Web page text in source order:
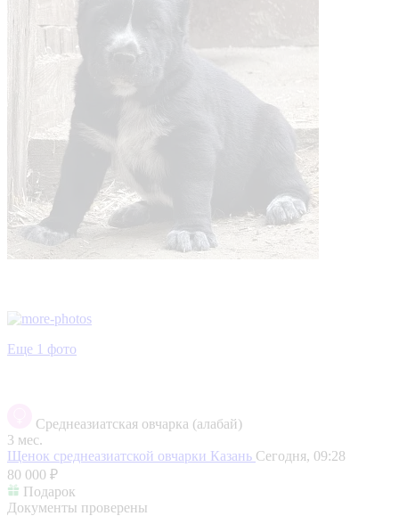
Еще 1 фото
Среднеазиатская овчарка (алабай)
3 мес.
Щенок среднеазиатской овчарки Казань Сегодня, 09:28
80 000 ₽
Подарок
Документы проверены